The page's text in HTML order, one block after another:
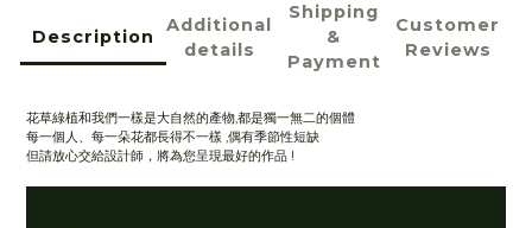
Description
Additional
details
Shipping
&
Payment
Customer
Reviews
花草綠植和我們一樣是大自然的產物,都是獨一無二的個體
每一個人、每一朵花都長得不一樣 ,偶有季節性短缺
但請放心交給設計師，將為您呈現最好的作品 !